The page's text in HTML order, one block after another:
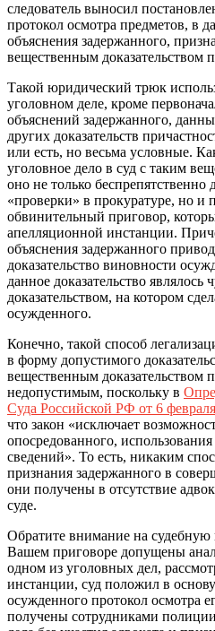
следователь выносил
протокол осмотра предметов, в
объяснения задержанного,
вещественным доказательством
Такой юридический трюк
уголовном деле, кроме
объяснений задержанного,
других доказательств
или есть, но весьма условные.
уголовное дело в суд с таким
оно не только беспрепятственно
«проверки» в прокуратуре, но и
обвинительный приговор,
апелляционной инстанции.
объяснения задержанного
доказательство виновности
данное доказательство
доказательством, на котором
осужденного.
Конечно, такой способ
в форму допустимого
вещественным доказательством
недопустимым, поскольку в
Суда Российской РФ от 6
что закон «исключает
опосредованного,
сведений». То есть, никаким
признания задержанного в
они получены в отсутствие
суде.
Обратите внимание на судебную
Вашем приговоре допущены
одном из уголовных дел,
инстанции, суд положил в
осужденного протокол осмотра
получены сотрудниками